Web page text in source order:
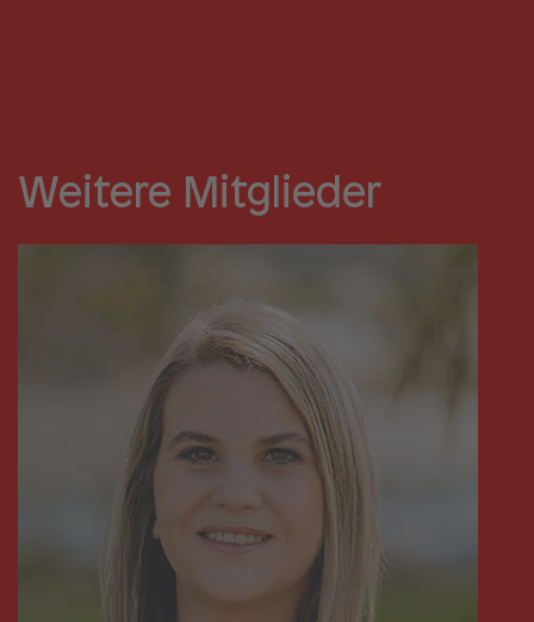
Weitere Mitglieder